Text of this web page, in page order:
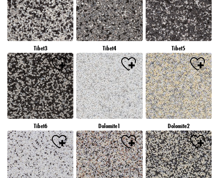
Tibet3 Tibet4 Tibet5
Tibet6 Dolomite1 Dolomite2
részletes információkat, amelyek az alábbi „Sütik beállítása” gombra kattintva érhetők
el.
Ha a „Sütik beállítása” gombra kattint, további információkat talál az adatainak
kezeléséről, a sütik használatáról, és a fenti célok szerint engedélyezheti azok
használatát. A „Összes elfogadása” gombra kattintva Ön hozzájárul a sütik
használatához, valamint személyes adatainak a fent említett célokra történő kezeléséhez.
Ha az „Összes elutasítása” gombra kattint, akkor csak olyan sütiket használunk,
amelyek technikailag szükségesek ahhoz, hogy a weboldalt az Ön számára elérhetővé
tegyük.